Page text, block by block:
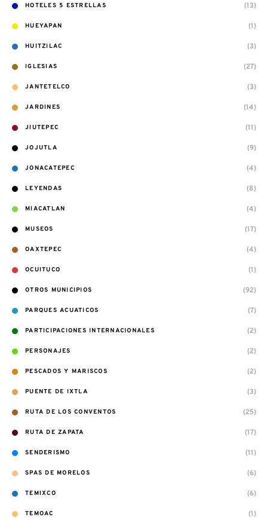
HOTELES 5 ESTRELLAS (13)
HUEYAPAN (1)
HUITZILAC (3)
IGLESIAS (27)
JANTETELCO (3)
JARDINES (14)
JIUTEPEC (11)
JOJUTLA (9)
JONACATEPEC (4)
LEYENDAS (8)
MIACATLAN (4)
MUSEOS (17)
OAXTEPEC (4)
OCUITUCO (1)
OTROS MUNICIPIOS (92)
PARQUES ACUATICOS (7)
PARTICIPACIONES INTERNACIONALES (2)
PERSONAJES (2)
PESCADOS Y MARISCOS (2)
PUENTE DE IXTLA (3)
RUTA DE LOS CONVENTOS (25)
RUTA DE ZAPATA (17)
SENDERISMO (11)
SPAS DE MORELOS (6)
TEMIXCO (6)
TEMOAC (1)